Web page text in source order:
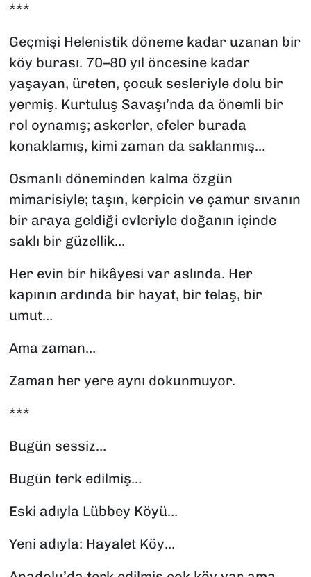
***
Geçmişi Helenistik döneme kadar uzanan bir
köy burası. 70–80 yıl öncesine kadar
yaşayan, üreten, çocuk sesleriyle dolu bir
yermiş. Kurtuluş Savaşı’nda da önemli bir
rol oynamış; askerler, efeler burada
konaklamış, kimi zaman da saklanmış…
Osmanlı döneminden kalma özgün
mimarisiyle; taşın, kerpicin ve çamur sıvanın
bir araya geldiği evleriyle doğanın içinde
saklı bir güzellik…
Her evin bir hikâyesi var aslında. Her
kapının ardında bir hayat, bir telaş, bir
umut…
Ama zaman…
Zaman her yere aynı dokunmuyor.
***
Bugün sessiz…
Bugün terk edilmiş…
Eski adıyla Lübbey Köyü…
Yeni adıyla: Hayalet Köy…